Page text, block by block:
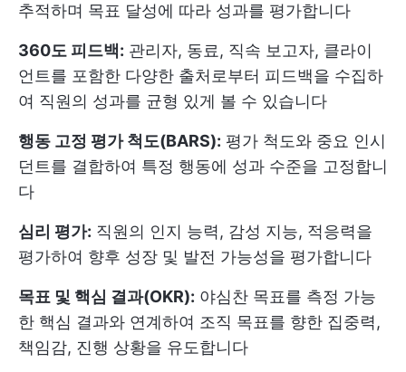
추적하며 목표 달성에 따라 성과를 평가합니다
360도 피드백: 관리자, 동료, 직속 보고자, 클라이
언트를 포함한 다양한 출처로부터 피드백을 수집하
여 직원의 성과를 균형 있게 볼 수 있습니다
행동 고정 평가 척도(BARS): 평가 척도와 중요 인시
던트를 결합하여 특정 행동에 성과 수준을 고정합니
다
심리 평가: 직원의 인지 능력, 감성 지능, 적응력을
평가하여 향후 성장 및 발전 가능성을 평가합니다
목표 및 핵심 결과(OKR): 야심찬 목표를 측정 가능
한 핵심 결과와 연계하여 조직 목표를 향한 집중력,
책임감, 진행 상황을 유도합니다